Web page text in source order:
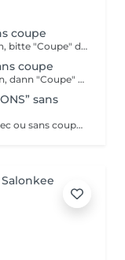
coupe
Wenn Sie schneiden dazu buchen möchten, bitte "Coupe" dazu buchen.
coupe
Wenn SIe schneiden dazu buchen möchten, dann "Coupe" dazu buchen bitte.
sans
Veuillez noter svp dans la rubrique note, avec ou sans coupe. Merci.